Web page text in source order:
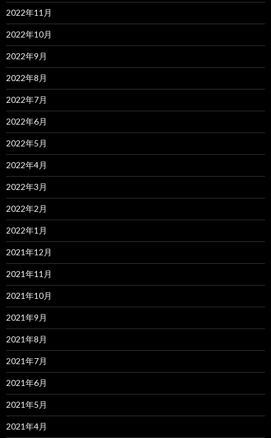
2022年11月
2022年10月
2022年9月
2022年8月
2022年7月
2022年6月
2022年5月
2022年4月
2022年3月
2022年2月
2022年1月
2021年12月
2021年11月
2021年10月
2021年9月
2021年8月
2021年7月
2021年6月
2021年5月
2021年4月